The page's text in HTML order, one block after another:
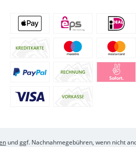
und ggf. Nachnahmegebühren, wenn nicht